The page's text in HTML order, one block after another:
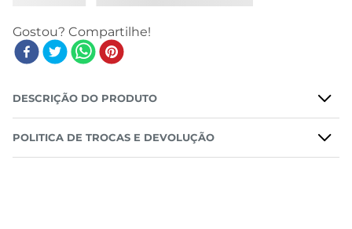
DESCRIÇÃO DO PRODUTO
POLITICA DE TROCAS E DEVOLUÇÃO